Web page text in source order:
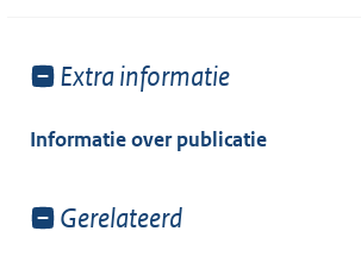
Toon
van:
Extra informatie
Informatie over publicatie
Toon
Gerelateerd